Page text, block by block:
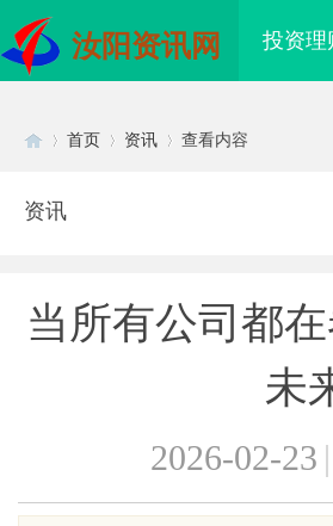
汝阳资讯网 投资理
首页 资讯 查看内容
资讯
当所有公司都
未
2026-02-23 |